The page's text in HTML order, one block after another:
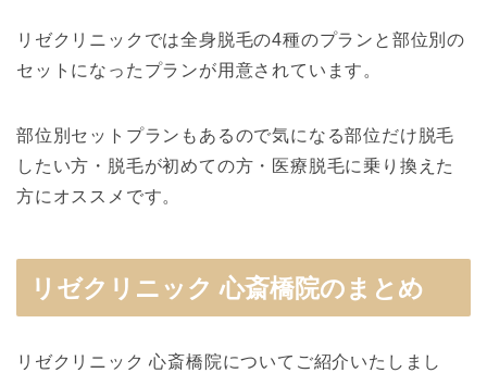
リゼクリニックでは全身脱毛の4種のプランと部位別の
セットになったプランが用意されています。
部位別セットプランもあるので気になる部位だけ脱毛
したい方・脱毛が初めての方・医療脱毛に乗り換えた
方にオススメです。
リゼクリニック 心斎橋院のまとめ
リゼクリニック 心斎橋院についてご紹介いたしまし